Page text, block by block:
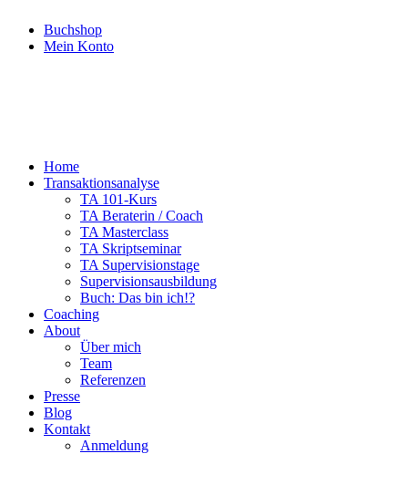
Buchshop
Mein Konto
Home
Transaktionsanalyse
TA 101-Kurs
TA Beraterin / Coach
TA Masterclass
TA Skriptseminar
TA Supervisionstage
Supervisionsausbildung
Buch: Das bin ich!?
Coaching
About
Über mich
Team
Referenzen
Presse
Blog
Kontakt
Anmeldung